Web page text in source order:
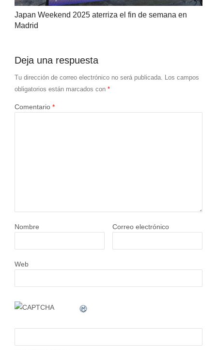
Japan Weekend 2025 aterriza el fin de semana en
Madrid
Deja una respuesta
Tu dirección de correo electrónico no será publicada.
Los campos
obligatorios están marcados con *
Comentario *
Nombre Correo electrónico
Web